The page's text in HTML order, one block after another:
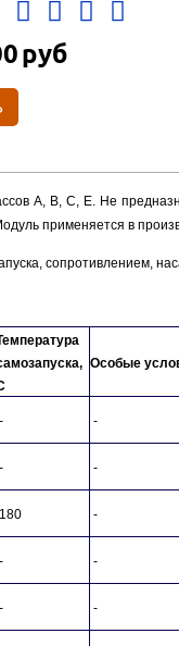
руб
А, В, С, Е. Не
применяется в
сопротивлением,
Особые
- -
- -
180 -
- -
- -